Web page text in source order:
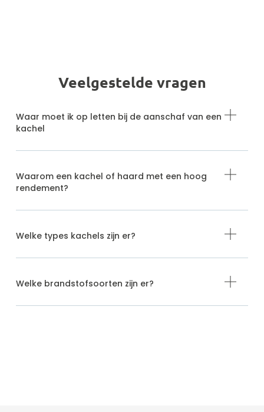
Veelgestelde vragen
Waar moet ik op letten bij de aanschaf van een
kachel
Waarom een kachel of haard met een hoog
rendement?
Welke types kachels zijn er?
Welke brandstofsoorten zijn er?